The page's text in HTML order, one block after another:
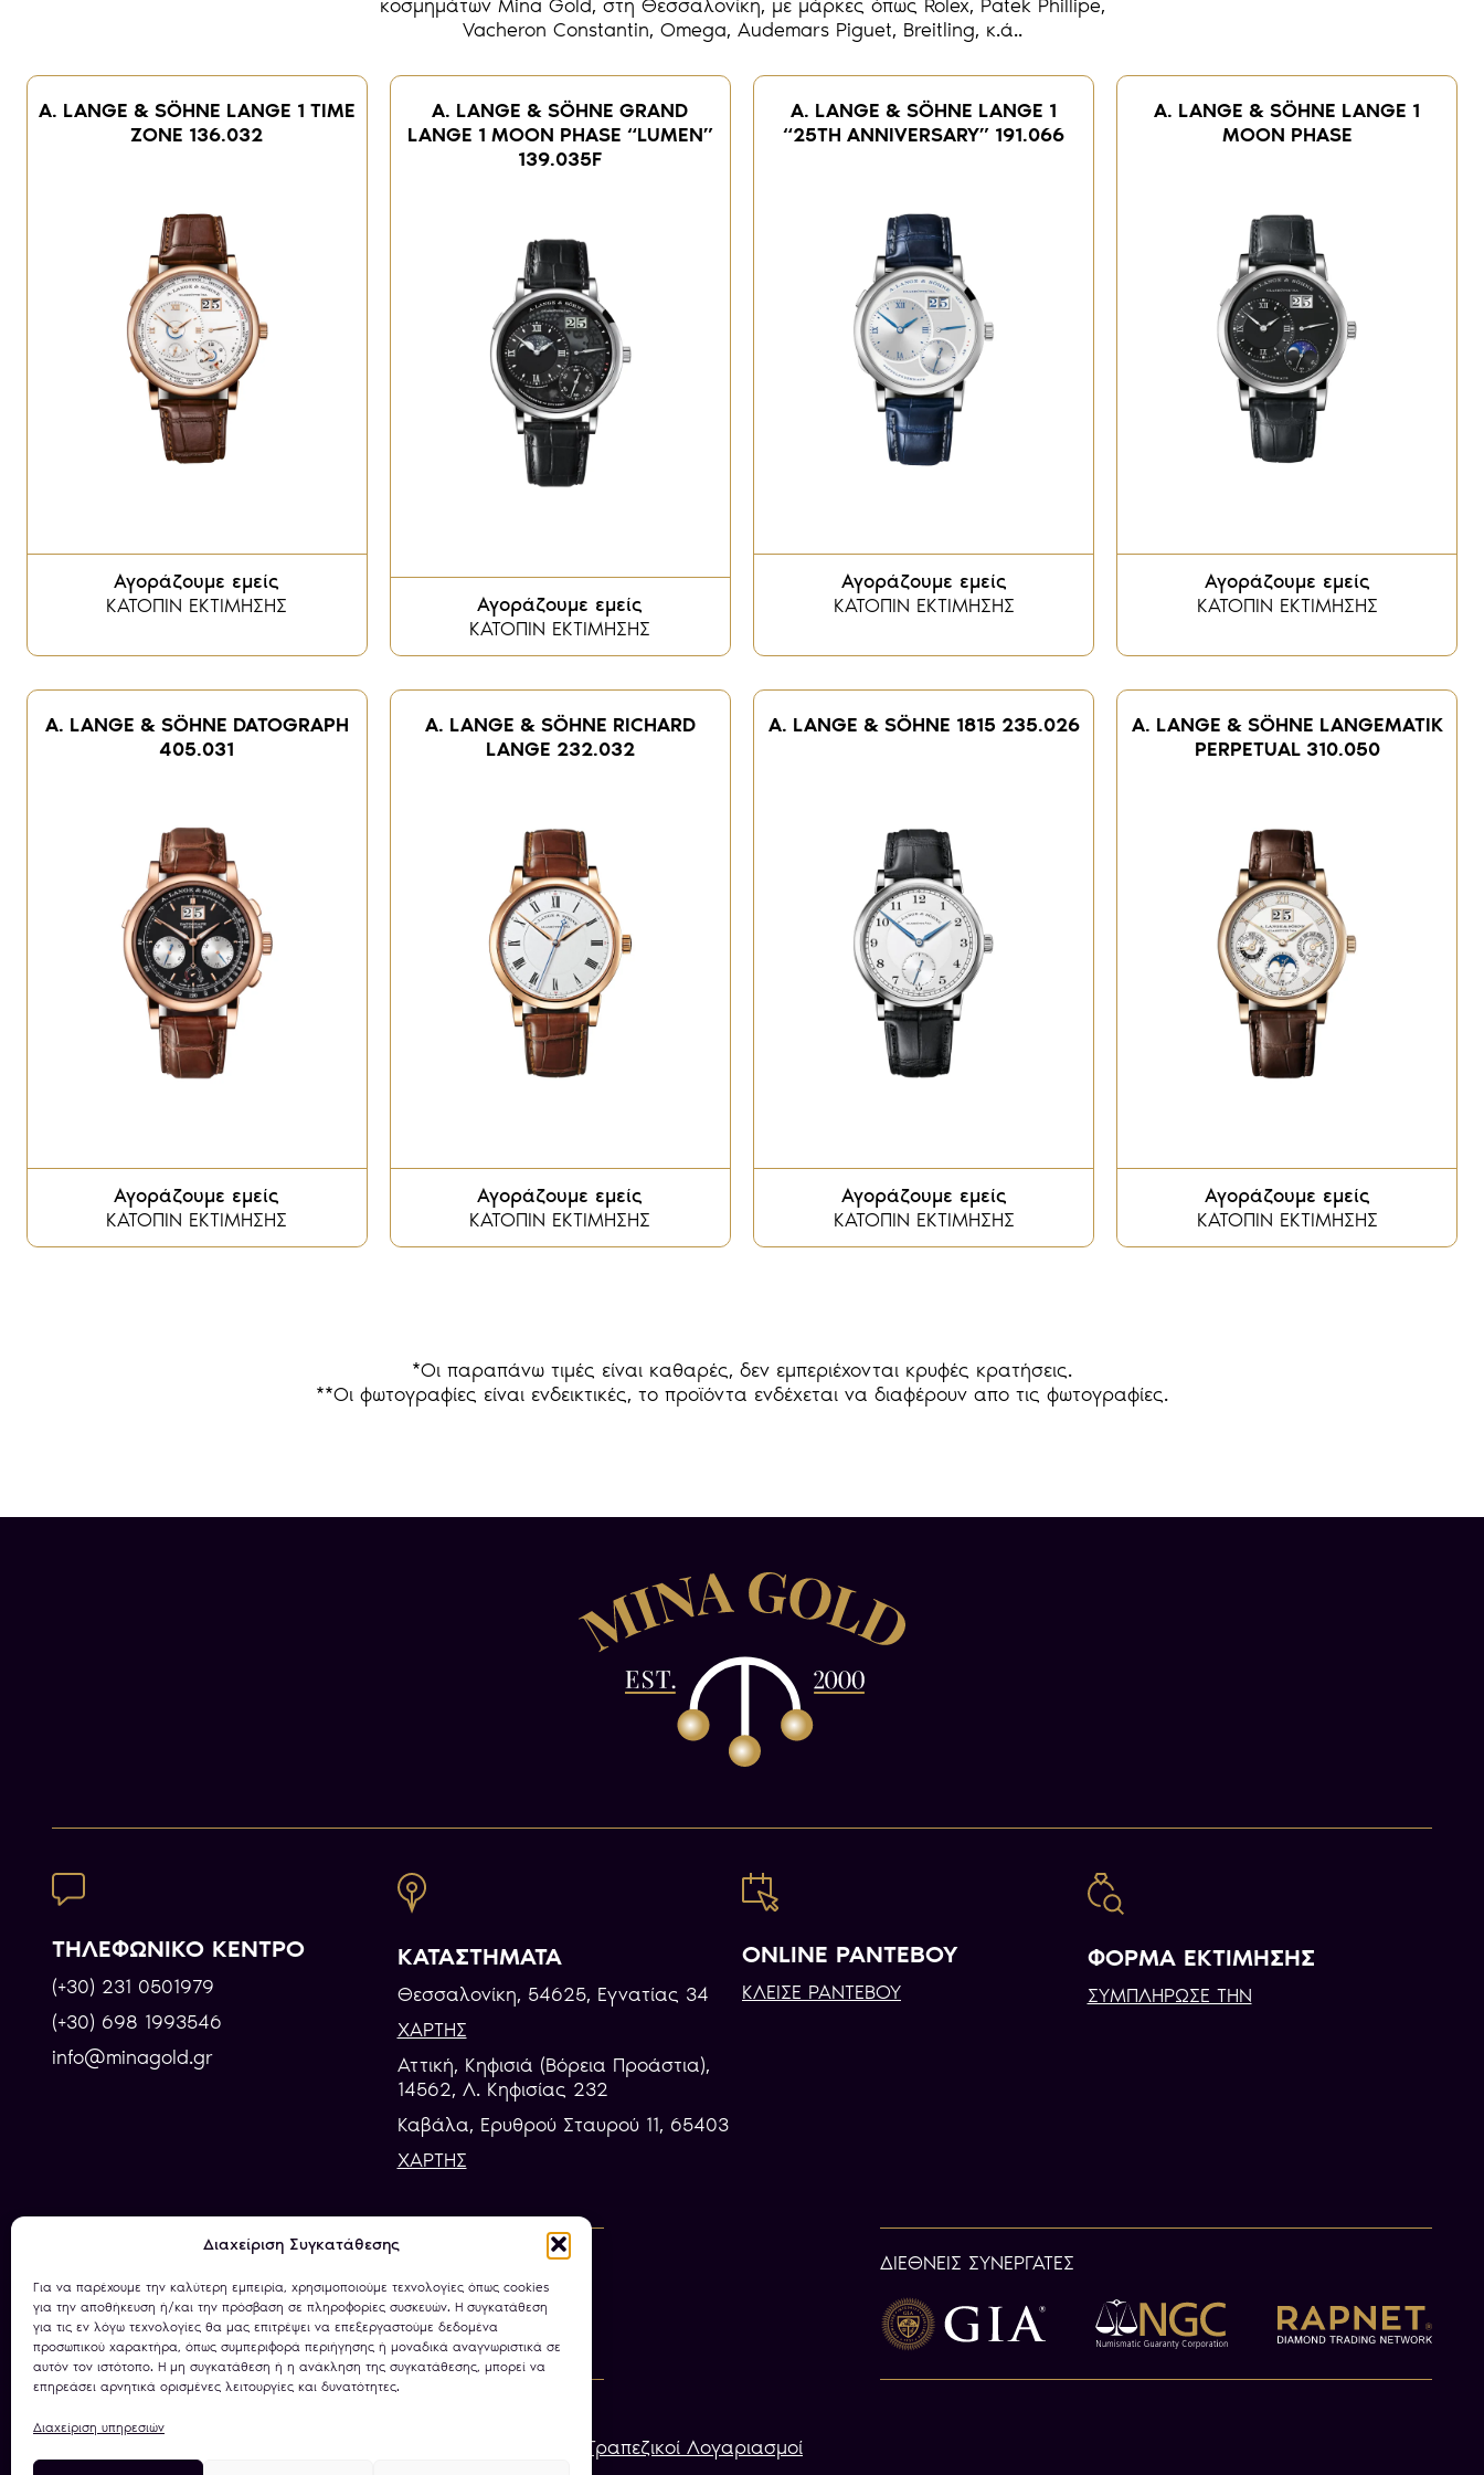
Διαχείριση Συγκατάθεσης
Για να παρέχουμε την καλύτερη εμπειρία, χρησιμοποιούμε τεχνολογίες όπως cookies
για την αποθήκευση ή/και την πρόσβαση σε πληροφορίες συσκευών. Η συγκατάθεση
για τις εν λόγω τεχνολογίες θα μας επιτρέψει να επεξεργαστούμε δεδομένα
προσωπικού χαρακτήρα, όπως συμπεριφορά περιήγησης ή μοναδικά αναγνωριστικά σε
αυτόν τον ιστότοπο. Η μη συγκατάθεση ή η ανάκληση της συγκατάθεσης, μπορεί να
επηρεάσει αρνητικά ορισμένες λειτουργίες και δυνατότητες.
Διαχείριση υπηρεσιών
κοσμημάτων Mina Gold, στη Θεσσαλονίκη, με μάρκες όπως Rolex, Patek Phillipe,
Vacheron Constantin, Omega, Audemars Piguet, Breitling, κ.ά..
A. LANGE & SÖHNE LANGE 1 TIME
ZONE 136.032
Αγοράζουμε εμείς
ΚΑΤΟΠΙΝ ΕΚΤΙΜΗΣΗΣ
A. LANGE & SÖHNE GRAND
LANGE 1 MOON PHASE “LUMEN”
139.035F
Αγοράζουμε εμείς
ΚΑΤΟΠΙΝ ΕΚΤΙΜΗΣΗΣ
Α. LANGE & SÖHNE LANGE 1
“25TH ANNIVERSARY” 191.066
Αγοράζουμε εμείς
ΚΑΤΟΠΙΝ ΕΚΤΙΜΗΣΗΣ
A. LANGE & SÖHNE LANGE 1
MOON PHASE
Αγοράζουμε εμείς
ΚΑΤΟΠΙΝ ΕΚΤΙΜΗΣΗΣ
Α. LANGE & SÖHNE DATOGRAPH
405.031
Αγοράζουμε εμείς
ΚΑΤΟΠΙΝ ΕΚΤΙΜΗΣΗΣ
A. LANGE & SÖHNE RICHARD
LANGE 232.032
Αγοράζουμε εμείς
ΚΑΤΟΠΙΝ ΕΚΤΙΜΗΣΗΣ
A. LANGE & SÖHNE 1815 235.026
Αγοράζουμε εμείς
ΚΑΤΟΠΙΝ ΕΚΤΙΜΗΣΗΣ
A. LANGE & SÖHNE LANGEMATIK
PERPETUAL 310.050
Αγοράζουμε εμείς
ΚΑΤΟΠΙΝ ΕΚΤΙΜΗΣΗΣ
*Οι παραπάνω τιμές είναι καθαρές, δεν εμπεριέχονται κρυφές κρατήσεις.
**Οι φωτογραφίες είναι ενδεικτικές, το προϊόντα ενδέχεται να διαφέρουν απο τις φωτογραφίες.
ΤΗΛΕΦΩΝΙΚΟ ΚΕΝΤΡΟ
(+30) 231 0501979
(+30) 698 1993546
info@minagold.gr
ΚΑΤΑΣΤΗΜΑΤΑ
Θεσσαλονίκη, 54625, Εγνατίας 34
ΧΑΡΤΗΣ
Αττική, Κηφισιά (Βόρεια Προάστια),
14562, Λ. Κηφισίας 232
Καβάλα, Eρυθρού Σταυρού 11, 65403
ΧΑΡΤΗΣ
ONLINE ΡΑΝΤΕΒΟΥ
ΚΛΕΙΣΕ ΡΑΝΤΕΒΟΥ
ΦΟΡΜΑ ΕΚΤΙΜΗΣΗΣ
ΣΥΜΠΛΗΡΩΣΕ ΤΗΝ
27972699466/2023
ΔΙΕΘΝΕΙΣ ΣΥΝΕΡΓΑΤΕΣ
Τραπεζικοί Λογαριασμοί